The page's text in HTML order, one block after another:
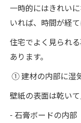
一時的にはきれい
いれば、時間が経
住宅でよく見られ
あります。
① 建材の内部に湿
壁紙の表面は乾いて
- 石膏ボードの内部